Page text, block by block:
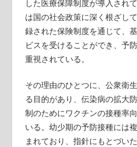
した医療保障制度が導入され
は国の社会政策に深く根ざし
録された保険制度を通じて、
ビスを受けることができ、予
重視されている。
その理由のひとつに、公衆衛
る目的があり、伝染病の拡大
制のためにワクチンの接種率
いる。幼少期の予防接種には
まれており、指針にもとづい